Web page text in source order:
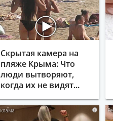
Скрытая камера на
пляже Крыма: Что
люди вытворяют,
когда их не видят...
i